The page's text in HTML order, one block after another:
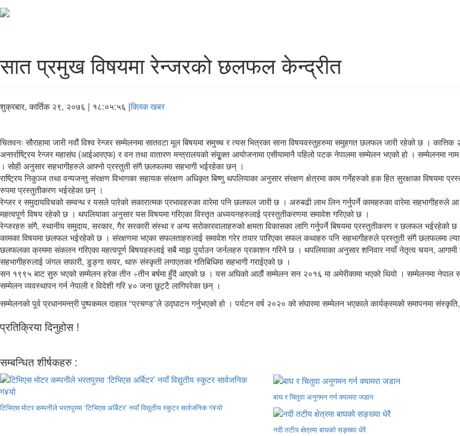
सात प्रमुख विषयमा रेन्जरको छलफल केन्द्रीत
शुक्रबार, कार्तिक २९, २०७६ | १८:०५:५६ |क्लिक खबर
चितवनः सौराहामा जारी नवौं विश्व रेन्जर सम्मेलनमा सातवटा मूल बिषयमा समुच्च र त्यस भित्रका साना विषयवस्तुहरुमा समुहगत छलफल जारी रहेको छ ।
अन्तर्राष्ट्रिय रेन्जर महासंघ (आईआरएफ) र वन तथा वातारण मन्त्रालयको संयृुक्त आयोजनामा एसीयामानै पहिलो पटक नेपालमा सम्मेलन भएको हो । सम्मेलनमा नाम
। सोही अनुसार सहभागीहरुले आफ्नो प्रस्तुती संगै छलफलमा सहभागी भईरहेका छन् ।
राष्ट्रिय निकुञ्ज तथा वन्यजन्तु संरक्षण विभागका सहायक संरक्षण अधिकृत बिष्णु थपलियाका अनुसार संरक्षण क्षेत्रमा काम गर्नेहरुको हक हित सुरक्षाका
रुपमा प्रस्तुतीकरण भईरहेका छन् ।
रेन्जर र समुदायविचको सम्वन्ध र यसले पारेको सकारात्मक प्रभावहरुका वारेमा पनि छलफल जारी छ । अरुबढी लाभ लिन गर्नुपर्ने कामहरुका वारेमा
महत्वपूर्ण विषय रहेको छ । थपलियाका अनुसार यस विषयमा गरिएका विस्तृत अध्ययनहरुलाई प्रस्तुतीकरणमा समावेश गरिएको छ ।
रेन्जरहरु संगै, स्थानीय समुदाय, सरकार, गैर सरकारी संस्था र अन्य सरोकारवालाहरुको क्षमता विकासका लागि गर्नुपर्ने बिषयमा प्रस्तुतीकरण र छलफल भईरहेको
कामका विषयमा छलफल भईरहेको छ । संरक्षणमा भएका सफलताहरुलाई समावेश गरेर तयार पारिएका सफल कथाहरु पनि सहभागीहरुले प्रस्तुती संगै छलफलमा
छलफलका क्रममा संकलन गरिएका महत्वपूर्ण बिषयहरुलाई सबै माझ पुर्याउन जर्नलहरु प्रकाशन गरिने छ । थपलियाका अनुसार शनिवार नयाँ नेतृत्व चयन,
सहभागीहरुलाई जंगल सफारी, डुङ्गा सयर, थारु संस्कृती लगाएतका गतिबिधिमा सहभागी गराईएको छ ।
सन १९९५ बाट सुरु भएको सम्मेलन हरेक तीन ÷तीन बर्षमा हुँदै आएको छ । यस अघिको आठौं सम्मेलन सन २०१६ मा अमेरीकामा भएको थियो । सम्मेलनमा
सम्मेलन व्यवस्थापन गर्न नेपाली र विदेशी गरि ४० जना छुट्टै लागिपरेका छन् ।
सम्मेलनको पूर्व प्रधानमन्त्री पुष्पकमल दाहाल “प्रचण्ड”ले उद्घाटन गर्नुभएको हो । पर्यटन वर्ष २०२० को संघारमा सम्मेलन भएकाले कार्यक्रमको समापनमा
प्रतिक्रिया दिनुहोस !
सम्बन्धित शीर्षकहरु :
टिभिएस मोटर कम्पनीले भरतपुरमा ‘टिभिएस अर्बिटर’ नयाँ विद्युतीय स्कुटर सार्वजनिक ग¥यो
बाघ र चितुवा अनुगमन गर्न क्यामरा जडान
नदी तटीय क्षेत्रमा बाघको सङ्ख्या धेरै